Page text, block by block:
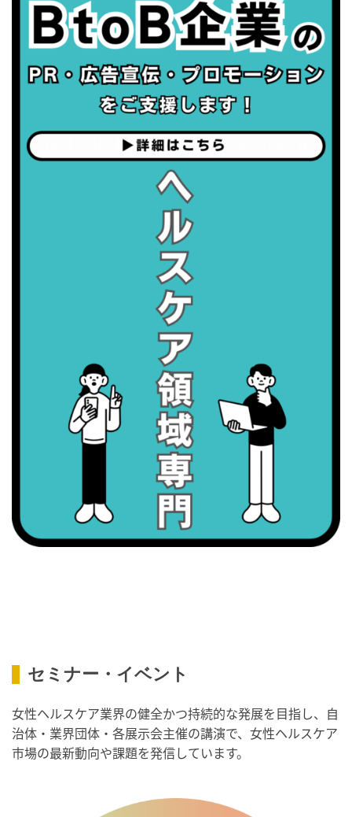
2026/09/05(土)
・がん征圧月間
・世界アルツハイマー月間
・健康増進普及月間
・歯ヂカラ探究月間
・職場の健康診断実施強化月間
2026/09/06(日)
・職場の健康診断実施強化月間
・健康増進普及月間
・歯ヂカラ探究月間
・職場の健康診断実施強化月間
・健康増進普及月間
・歯ヂカラ探究月間
・がん征圧月間
・世界アルツハイマー月間
・健康増進普及月間
・歯ヂカラ探究月間
・職場の健康診断実施強化月間
セミナー・イベント
女性ヘルスケア業界の健全かつ持続的な発展を目指し、自
治体・業界団体・各展示会主催の講演で、女性ヘルスケア
市場の最新動向や課題を発信しています。